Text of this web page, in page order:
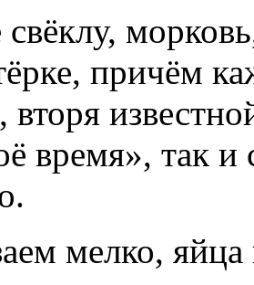
причём
вторя
время», так
мелко, яйца